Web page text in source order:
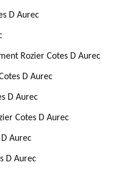
D Aurec
Rozier Cotes D Aurec
D Aurec
D Aurec
Cotes D Aurec
Aurec
D Aurec